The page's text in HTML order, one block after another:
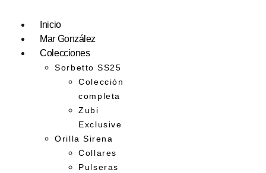
Inicio
Mar González
Colecciones
Sorbetto SS25
Colección
completa
Zubi
Exclusive
Orilla Sirena
Collares
Pulseras